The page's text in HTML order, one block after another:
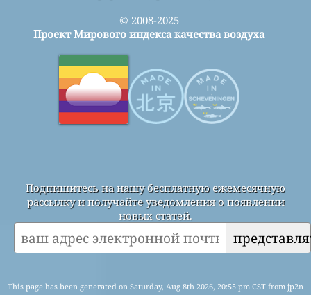
© 2008-2025
Проект Мирового индекса качества воздуха
Подпишитесь на нашу бесплатную ежемесячную
рассылку и получайте уведомления о появлении
новых статей.
This page has been generated on Saturday, Aug 8th 2026, 20:55 pm CST from jp2n